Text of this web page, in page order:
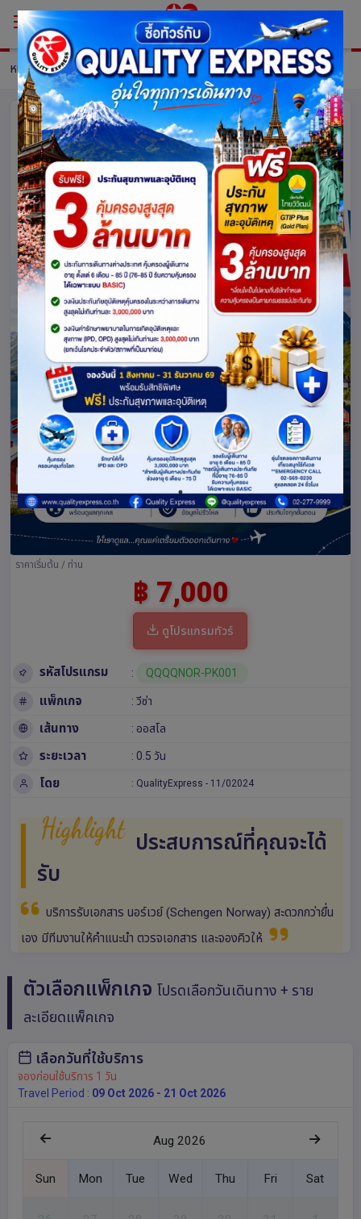
หน้าหลัก แพ็กเกจ รายละเอียดแพ็คเกจ
บริการรับยื่นเอกสาร นอร์เวย์
(Schengen Norway)
นอร์เวย์ 1357
ราคาเริ่มต้น / ท่าน
฿ 7,000
ดูโปรแกรมทัวร์
รหัสโปรแกรม : QQQQNOR-PK001
แพ็กเกจ : วีซ่า
เส้นทาง : ออสโล
ระยะเวลา : 0.5 วัน
โดย : QualityExpress - 11/02024
Highlight ประสบการณ์ที่คุณจะได้
รับ
บริการรับเอกสาร นอร์เวย์ (Schengen Norway) สะดวกกว่ายื่น
เอง มีทีมงานให้คำแนะนำ ตวรจเอกสาร และจองคิวให้
ตัวเลือกแพ็กเกจโปรดเลือกวันเดินทาง + ราย
ละเอียดแพ็คเกจ
เลือกวันที่ใช้บริการ
จองก่อนใช้บริการ 1 วัน
Travel Period : 09 Oct 2026 - 21 Oct 2026
Aug 2026
Sun Mon Tue Wed Thu Fri Sat